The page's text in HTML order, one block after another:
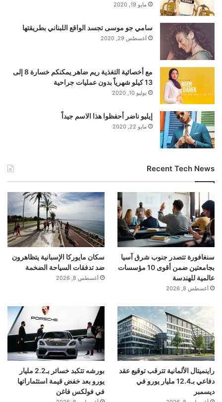
مايو 19, 2020
سامي جو موسى تجسد الواقع اللبناني بطريقتها
أغسطس 29, 2020
مع أخصائية التغذية ريم ضاهر يمكنكم خسارة 8 إلى
13 كيلو شهرياً بدون عمليات جراحية
يوليو 10, 2020
إيليو ناضر أحفظوا هذا الاسم جيداً
مايو 22, 2020
Recent Tech News
سنغافورة تتصدر جنوب شرق آسيا
بجامعتين ضمن أقوى 10 مؤسسات
عالمية للهندسة
أغسطس 8, 2026
سكان مايوركا الإسبانية يتظاهرون
ضد تدفقات السياحة الضخمة
أغسطس 8, 2026
راينميتال الألمانية تترقب توقيع عقد
دفاعي بـ12.4 مليار يورو في
ديسمبر
بورشه تتكبد خسائر بـ2.2 مليار
يورو بعد خفض قيمة استثماراتها
في فولكس فاغن